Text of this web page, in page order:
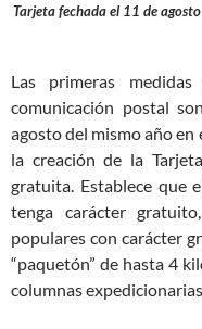
Tarjeta fechada el 11 de
Las primeras
comunicación postal
agosto del mismo año en
la creación de la
gratuita. Establece que
tenga carácter
populares con carácter
“paquetón” de hasta 4
columnas